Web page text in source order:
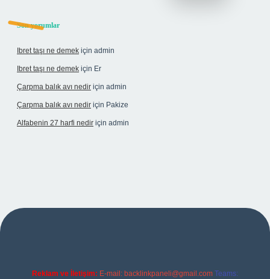
Son yorumlar
Ibret taşı ne demek için admin
Ibret taşı ne demek için Er
Çarpma balık avı nedir için admin
Çarpma balık avı nedir için Pakize
Alfabenin 27 harfi nedir için admin
Reklam ve İletişim: E-mail: backlinkpaneli@gmail.com Teams: